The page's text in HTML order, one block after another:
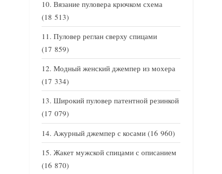
Вязание пуловера крючком схема
(18 513)
Пуловер реглан сверху спицами
(17 859)
Модный женский джемпер из мохера
(17 334)
Широкий пуловер патентной резинкой
(17 079)
Ажурный джемпер с косами (16 960)
Жакет мужской спицами с описанием
(16 870)